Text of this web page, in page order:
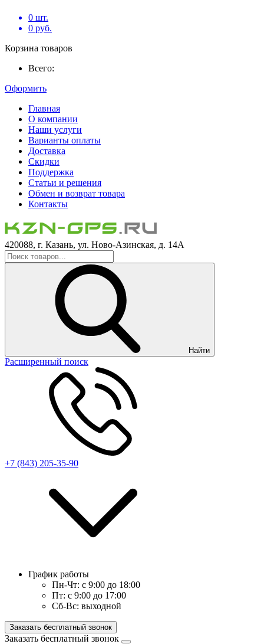
0 шт.
0 руб.
Корзина товаров
Всего:
Оформить
Главная
О компании
Наши услуги
Варианты оплаты
Доставка
Скидки
Поддержка
Статьи и решения
Обмен и возврат товара
Контакты
420088, г. Казань, ул. Ново-Азинская, д. 14А
Найти
Расширенный поиск
+7 (843) 205-35-90
График работы
Пн-Чт: с 9:00 до 18:00
Пт: с 9:00 до 17:00
Сб-Вс: выходной
Заказать бесплатный звонок
Заказать бесплатный звонок